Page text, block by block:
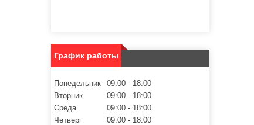
График работы
Понедельник 09:00
18:00
Вторник
09:00
18:00
Среда
09:00
18:00
Четверг
09:00
18:00